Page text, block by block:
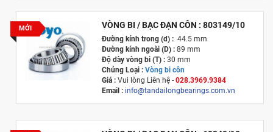
MỚI VÒNG BI / BẠC ĐẠN CÔN : 803149/10
Đường kính trong (d) :44.5 mm
Đường kính ngoài (D) :89 mm
Độ dày vòng bi (T) :30 mm
Chủng Loại : Vòng bi côn
Giá :Vui lòng Liên hệ - 028.3969.9384
Email : info@tandailongbearings.com.vn